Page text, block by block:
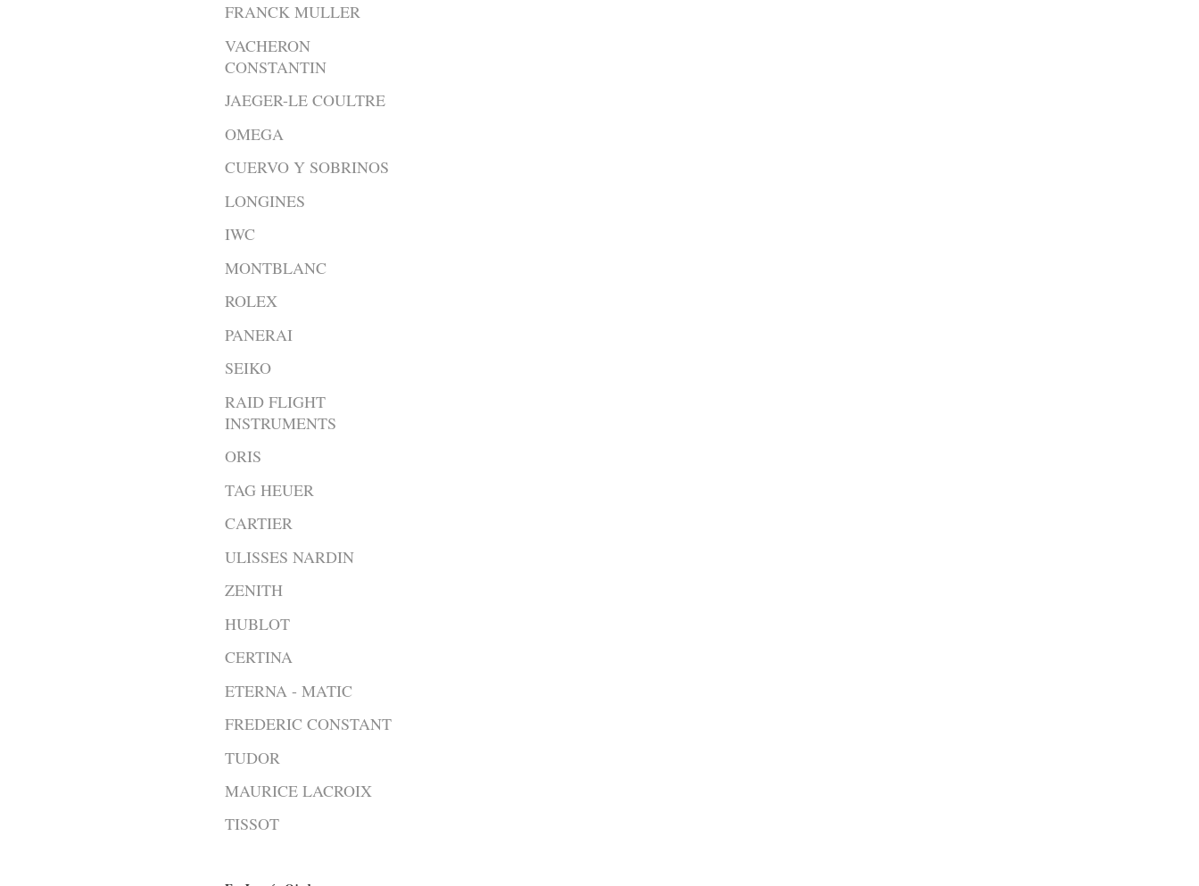
FRANCK MULLER
VACHERON
CONSTANTIN
JAEGER-LE COULTRE
OMEGA
CUERVO Y SOBRINOS
LONGINES
IWC
MONTBLANC
ROLEX
PANERAI
SEIKO
RAID FLIGHT
INSTRUMENTS
ORIS
TAG HEUER
CARTIER
ULISSES NARDIN
ZENITH
HUBLOT
CERTINA
ETERNA - MATIC
FREDERIC CONSTANT
TUDOR
MAURICE LACROIX
TISSOT